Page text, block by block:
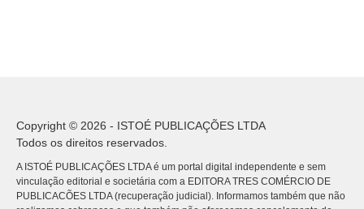
Copyright © 2026 - ISTOÉ PUBLICAÇÕES LTDA
Todos os direitos reservados.
A ISTOÉ PUBLICAÇÕES LTDA é um portal digital independente e sem
vinculação editorial e societária com a EDITORA TRES COMÉRCIO DE
PUBLICACÕES LTDA (recuperação judicial). Informamos também que não